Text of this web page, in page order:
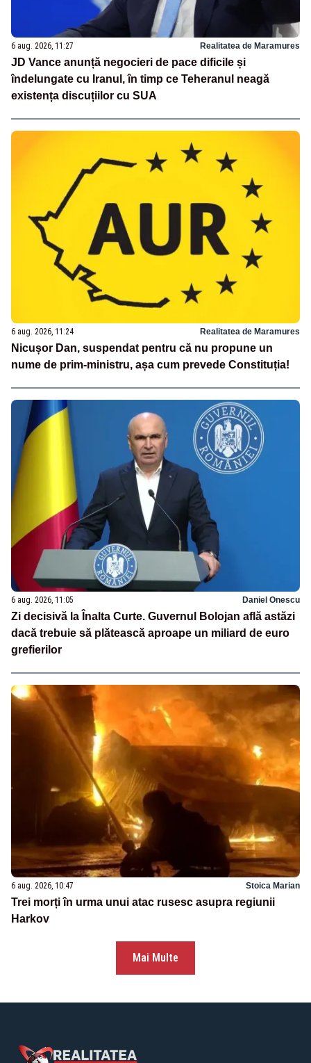
6 aug. 2026, 11:27 Realitatea de Maramures
JD Vance anunță negocieri de pace dificile și
îndelungate cu Iranul, în timp ce Teheranul neagă
existența discuțiilor cu SUA
6 aug. 2026, 11:24 Realitatea de Maramures
Nicușor Dan, suspendat pentru că nu propune un
nume de prim-ministru, așa cum prevede Constituția!
6 aug. 2026, 11:05 Daniel Onescu
Zi decisivă la Înalta Curte. Guvernul Bolojan află astăzi
dacă trebuie să plătească aproape un miliard de euro
grefierilor
6 aug. 2026, 10:47 Stoica Marian
Trei morți în urma unui atac rusesc asupra regiunii
Harkov
Mai Multe